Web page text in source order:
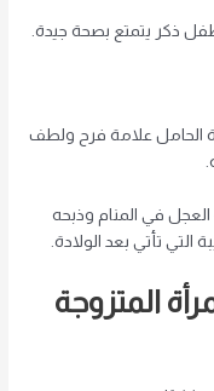
ذكر يتمتع بصحة جيدة.
الحامل علامة فرح ولطف
في المنام وذبحه
التي تأتي بعد الولادة.
المتزوجة